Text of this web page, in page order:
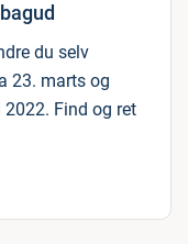
du selv
23. marts og
Find og ret